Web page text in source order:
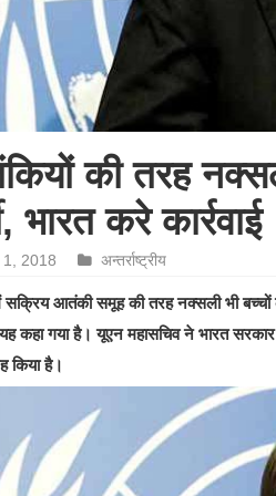
की तरह
भारत करे कार्रवाई
1, 2018 अन्तर्राष्ट्रीय
सक्रिय आतंकी समूह की तरह नक्सली भी बच्चों
यह कहा गया है। यूएन महासचिव ने भारत
किया है।